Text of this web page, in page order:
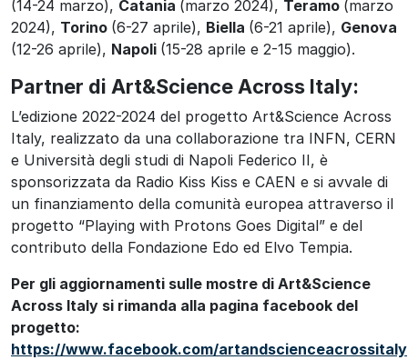
(14-24 marzo), Catania (marzo 2024), Teramo (marzo
2024), Torino (6-27 aprile), Biella (6-21 aprile), Genova
(12-26 aprile), Napoli (15-28 aprile e 2-15 maggio).
Partner di Art&Science Across Italy:
L’edizione 2022-2024 del progetto Art&Science Across
Italy, realizzato da una collaborazione tra INFN, CERN
e Università degli studi di Napoli Federico II, è
sponsorizzata da Radio Kiss Kiss e CAEN e si avvale di
un finanziamento della comunità europea attraverso il
progetto “Playing with Protons Goes Digital” e del
contributo della Fondazione Edo ed Elvo Tempia.
Per gli aggiornamenti sulle mostre di Art&Science
Across Italy si rimanda alla pagina facebook del
progetto:
https://www.facebook.com/artandscienceacrossitaly